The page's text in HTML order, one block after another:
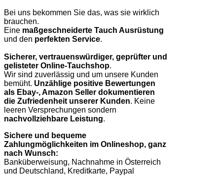
Bei uns bekommen Sie das, was sie wirklich
brauchen.
Eine maßgeschneiderte Tauch Ausrüstung
und den perfekten Service.
Sicherer, vertrauenswürdiger, geprüfter und
gelisteter Online-Tauchshop.
Wir sind zuverlässig und um unsere Kunden
bemüht. Unzählige positive Bewertungen
als Ebay-, Amazon Seller dokumentieren
die Zufriedenheit unserer Kunden. Keine
leeren Versprechungen sondern
nachvollziehbare Leistung.
Sichere und bequeme
Zahlungmöglichkeiten im Onlineshop, ganz
nach Wunsch:
Banküberweisung, Nachnahme in Österreich
und Deutschland, Kreditkarte, Paypal